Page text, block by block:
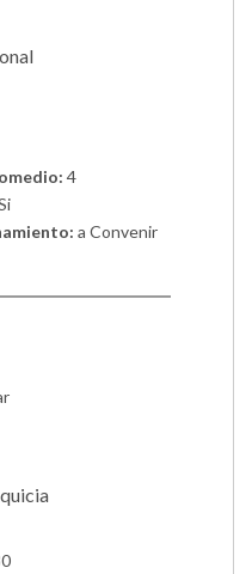
4
a Convenir